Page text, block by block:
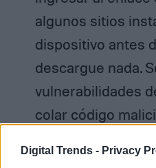
Digital Trends - Privacy
algunos sitios
dispositivo antes
descargue nada.
vulnerabilidades
colar código